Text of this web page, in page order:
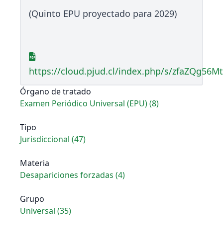
(Quinto EPU proyectado para 2029)
https://cloud.pjud.cl/index.php/s/
Órgano de tratado
Examen Periódico Universal (EPU) (8)
Tipo
Jurisdiccional (47)
Materia
Desapariciones forzadas (4)
Grupo
Universal (35)